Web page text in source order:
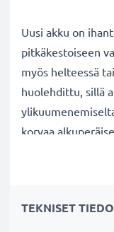
Uusi akku on
pitkäkestoiseen
myös helteessä
huolehdittu, sillä
korvaa
EnVivo 4K
TEKNISET